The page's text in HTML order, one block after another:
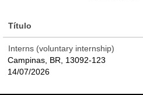
Título
Interns (voluntary internship)
Campinas, BR, 13092-123
14/07/2026